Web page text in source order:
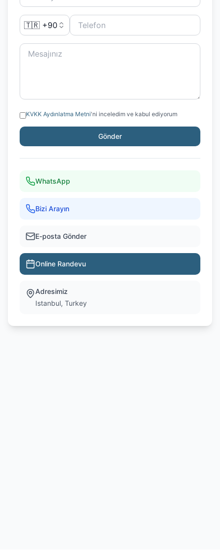
🇹🇷 +90
KVKK Aydınlatma Metni'ni inceledim ve kabul ediyorum
Gönder
WhatsApp
Bizi Arayın
E-posta Gönder
Online Randevu
Adresimiz
Istanbul, Turkey